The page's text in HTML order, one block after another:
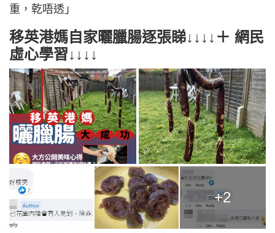
重，乾唔透」
移英港媽自家曬臘腸逐張睇↓↓↓↓＋ 網民
虛心學習↓↓↓↓
+2